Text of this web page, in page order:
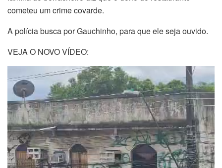
cometeu um crime covarde.
A polícia busca por Gauchinho, para que ele seja ouvido.
VEJA O NOVO VÍDEO:
Tocador
de
vídeo